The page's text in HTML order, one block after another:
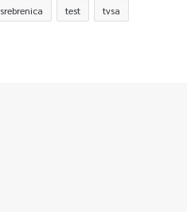
srebrenica test tvsa